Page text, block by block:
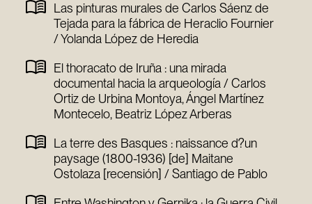
Las pinturas murales de Carlos Sáenz de
Tejada para la fábrica de Heraclio Fournier
/ Yolanda López de Heredia
El thoracato de Iruña : una mirada
documental hacia la arqueología / Carlos
Ortiz de Urbina Montoya, Ángel Martínez
Montecelo, Beatriz López Arberas
La terre des Basques : naissance d?un
paysage (1800-1936) [de] Maitane
Ostolaza [recensión] / Santiago de Pablo